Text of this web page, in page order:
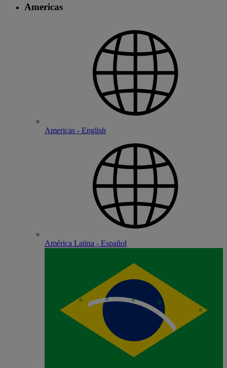
Americas
Americas - English
América Latina - Español